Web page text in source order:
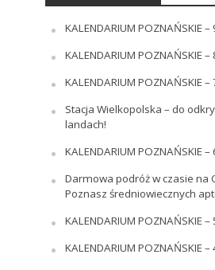
KALENDARIUM POZNAŃSKIE –
KALENDARIUM POZNAŃSKIE –
KALENDARIUM POZNAŃSKIE –
Stacja Wielkopolska – do
landach!
KALENDARIUM POZNAŃSKIE –
Darmowa podróż w czasie na
Poznasz średniowiecznych
KALENDARIUM POZNAŃSKIE –
KALENDARIUM POZNAŃSKIE –